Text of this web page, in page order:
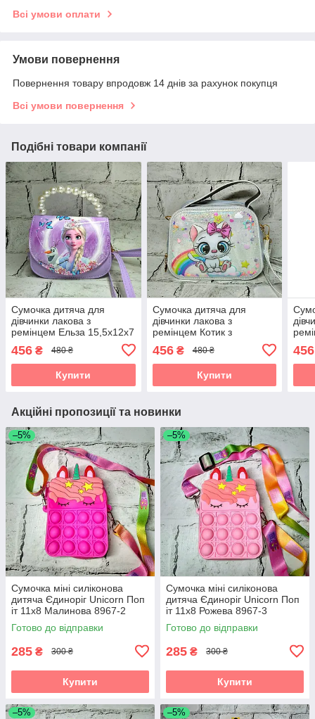
Всі умови оплати
Умови повернення
Повернення товару впродовж 14 днів за рахунок покупця
Всі умови повернення
Подібні товари компанії
Сумочка дитяча для
дівчинки лакова з
ремінцем Ельза 15,5х12х7
456 ₴ 480 ₴
Купити
Сумочка дитяча для
дівчинки лакова з
ремінцем Котик з
Кремова 551-2
456₴ 480 ₴
Купити
456
Акційні пропозиції та новинки
–5%
Сумочка міні силіконова
дитяча Єдиноріг Unicorn Поп
іт 11х8 Малинова 8967-2
Готово до відправки
285 ₴ 300 ₴
Купити
–5%
Сумочка міні силіконова
дитяча Єдиноріг Unicorn Поп
іт 11х8 Рожева 8967-3
Готово до відправки
285 ₴ 300 ₴
Купити
–5% –5%